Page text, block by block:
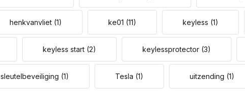
henkvanvliet (1) ke01 (11) keyless (1)
keyless start (2) keylessprotector (3)
sleutelbeveiliging (1) Tesla (1) uitzending (1)